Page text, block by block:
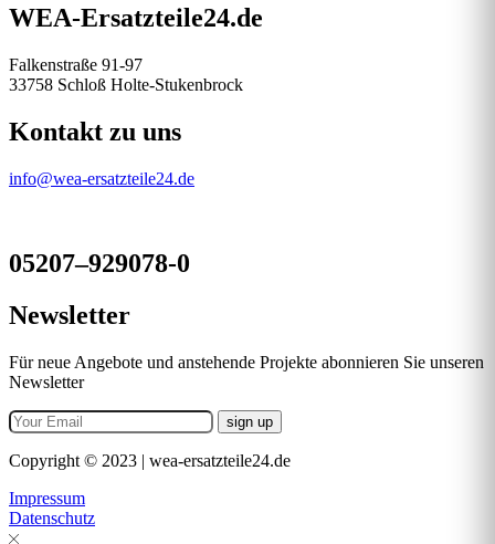
WEA-Ersatzteile24.de
Falkenstraße 91-97
33758 Schloß Holte-Stukenbrock
Kontakt zu uns
info@wea-ersatzteile24.de
05207–929078-0
Newsletter
Für neue Angebote und anstehende Projekte abonnieren Sie unseren
Newsletter
Copyright © 2023 | wea-ersatzteile24.de
Impressum
Datenschutz